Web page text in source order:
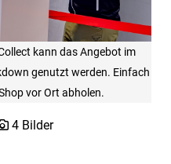
kann das Angebot im
genutzt werden. Einfach
vor Ort abholen.
4 Bilder